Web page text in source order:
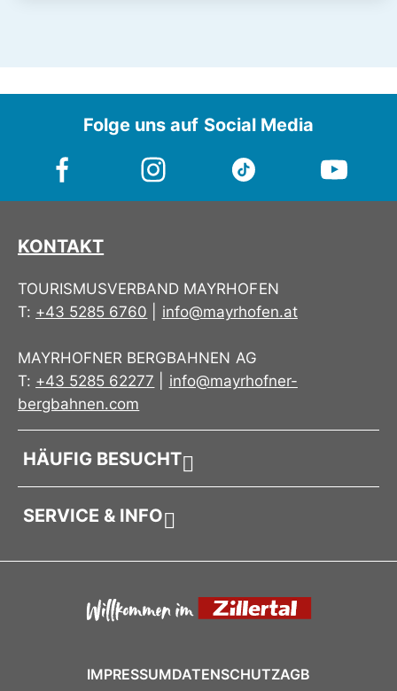
Folge uns auf Social Media
KONTAKT
TOURISMUSVERBAND MAYRHOFEN
T: +43 5285 6760 info@mayrhofen.at
MAYRHOFNER BERGBAHNEN AG
T: +43 5285 62277
info@mayrhofner-
bergbahnen.com
HÄUFIG BESUCHT
SERVICE & INFO
IMPRESSUMDATENSCHUTZAGB